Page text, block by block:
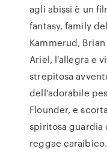
agli abissi è un
fantasy, family
Kammerud,
Ariel, l'allegra e
strepitosa
dell'adorabile
Flounder, e
spiritosa guardia
reggae caraibico.